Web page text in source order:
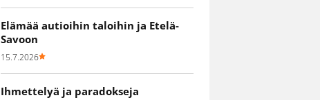
Elämää autioihin taloihin ja Etelä-
Savoon
15.7.2026
Ihmettelyä ja paradokseja